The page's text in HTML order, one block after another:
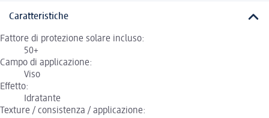
Caratteristiche
Fattore di protezione solare incluso:
50+
Campo di applicazione:
Viso
Effetto:
Idratante
Texture / consistenza / applicazione: